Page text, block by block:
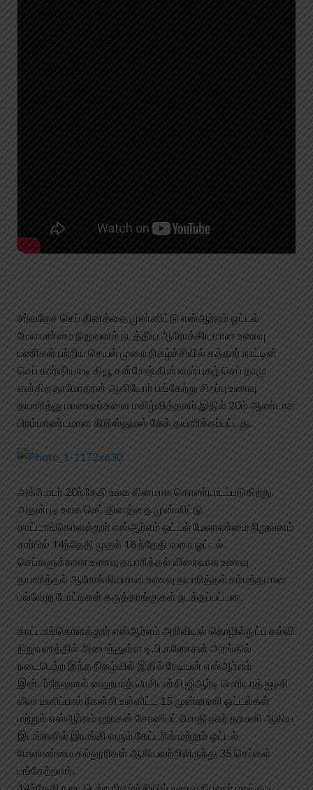
சர்வதேச செப் தினத்தை முன்னிட்டு எஸ்ஆர்எம் ஓட்டல்
மேலாண்மை நிறுவனம் நடத்திய ஆரோக்கியமான உணவு
பணிகள் பற்றிய செயல் முறை நிகழ்ச்சியில் கத்தார் நாட்டின்
செப் கார்ஷியா டி கியூ சன்சேஷ் கின்னஸ் புகழ் செப் தாமு
என்கிற தாமோதரன் ஆகியோர் பங்கேற்று சிறப்பு உணவு
தயாரித்து மாணவர்களை மகிழ்வித்தனர்.இதில் 20ம் ஆண்டாக
பிரம்மாண்டமான கிறிஸ்துமஸ் கேக் தயாரிக்கப்பட்டது.
அக்டோபர் 20ந்தேதி உலக தினமாக கொண்டாடப்படுகிறது.
அதன்படி உலக செப் தினத்தை முன்னிட்டு
காட்டாங்கொளத்தூர் எஸ்ஆர்எம் ஓட்டல் மேலாண்மை நிறுவனம்
சார்பில் 14ந்தேதி முதல் 18 ந்தேதி வரை ஓட்டல்
செப்களுக்கான உணவு தயாரித்தல் விரைவாக உணவு
தயாரித்தல் ஆரோக்கியமான உணவு தயாரித்தல் சம்மந்தமான
பல்வேறு போட்டிகள் கருத்தரங்குகள் நடத்தப்பட்டன.
காட்டாங்கொளத்தூர் எஸ்ஆர்எம் அறிவியல் தொழில்நுட்ப கல்வி
நிறுவனத்தில் அமைந்துள்ள டி.பி.கணேசன் அரங்கில்
நடைபெற்ற இந்த நிகழ்வில் இதில் ரேடியன் எஸ்ஆர்எம்
இன்டர்நேஷனல் ஹையாத் ரெசிடன்சி ஜிஆர்டி மெரியாத் ஐடிசி
லீலா மனிப்பால் ரீகன்சி உள்ளிட்ட 15 முன்னணி ஓட்டல்கள்
மற்றும் எஸ்ஆர்எம் ஹாசன் சோனிபட் மோதி நகர் தரமனி ஆகிய
இடங்களில் இயங்கி வரும் கேட்டரிங் மற்றும் ஓட்டல்
மேலாண்மை கல்லூரிகள் ஆகியவற்றிலிருந்து 35 செப்கள்
பங்கேற்றனர்.